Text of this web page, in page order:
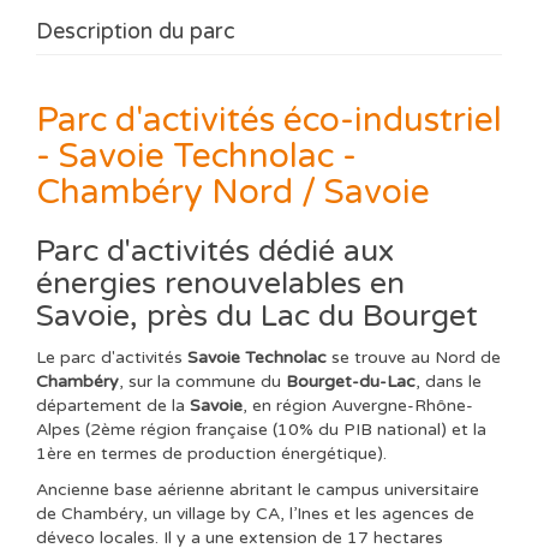
Description du parc
Parc d'activités éco-industriel
- Savoie Technolac -
Chambéry Nord / Savoie
Parc d'activités dédié aux
énergies renouvelables en
Savoie, près du Lac du Bourget
Le parc d'activités Savoie Technolac se trouve au Nord de
Chambéry, sur la commune du Bourget-du-Lac, dans le
département de la Savoie, en région Auvergne-Rhône-
Alpes (2ème région française (10% du PIB national) et la
1ère en termes de production énergétique).
Ancienne base aérienne abritant le campus universitaire
de Chambéry, un village by CA, l’Ines et les agences de
déveco locales. Il y a une extension de 17 hectares